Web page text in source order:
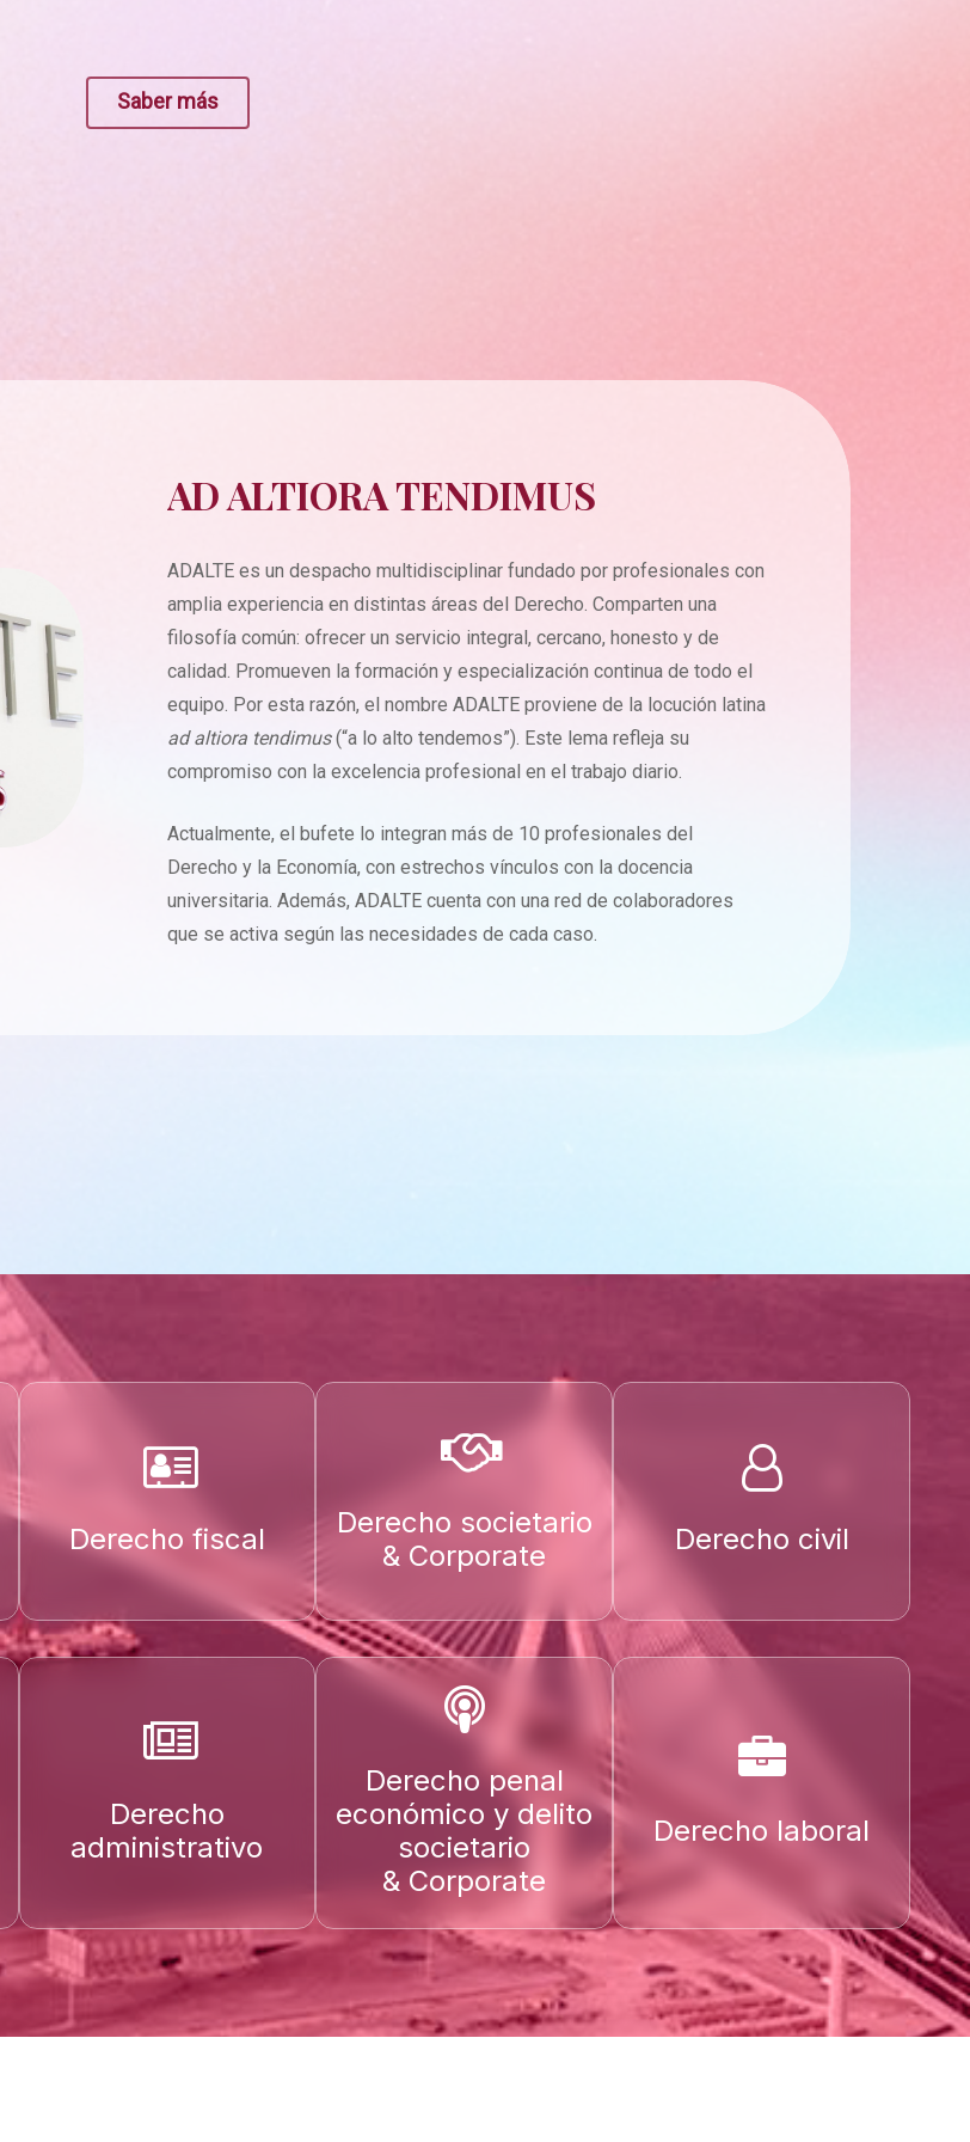
Saber más
AD ALTIORA TENDIMUS
ADALTE es un despacho multidisciplinar fundado por profesionales con
amplia experiencia en distintas áreas del Derecho. Comparten una
filosofía común: ofrecer un servicio integral, cercano, honesto y de
calidad. Promueven la formación y especialización continua de todo el
equipo. Por esta razón, el nombre ADALTE proviene de la locución latina
ad altiora tendimus(“a lo alto tendemos”). Este lema refleja su
compromiso con la excelencia profesional en el trabajo diario.
Actualmente, el bufete lo integran más de 10 profesionales del
Derecho y la Economía, con estrechos vínculos con la docencia
universitaria. Además, ADALTE cuenta con una red de colaboradores
que se activa según las necesidades de cada caso.
Derecho fiscal
Derecho societario
& Corporate
Derecho civil
Derecho
administrativo
Derecho penal
económico y delito
societario
& Corporate
Derecho laboral